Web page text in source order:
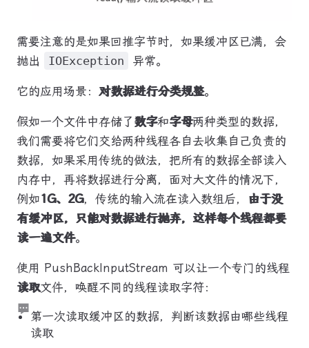
需要注意的是如果回推字节时，如果缓冲区已满，会
抛出
IOException 异常。
它的应用场景： 对数据进行分类规整。
假如一个文件中存储了 数字和字母两种类型的数据，
我们需要将它们交给两种线程各自去收集自己负责的
数据，如果采用传统的做法，把所有的数据全部读入
内存中，再将数据进行分离，面对大文件的情况下，
例如1G、2G，传统的输入流在读入数组后， 由于没
有缓冲区，只能对数据进行抛弃，这样每个线程都要
读一遍文件。
使用 PushBackInputStream 可以让一个专门的线程
读取文件，唤醒不同的线程读取字符：
第一次读取缓冲区的数据，判断该数据由哪些线程
读取